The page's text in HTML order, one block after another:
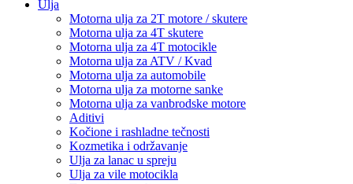
Ulja
Motorna ulja za 2T motore / skutere
Motorna ulja za 4T skutere
Motorna ulja za 4T motocikle
Motorna ulja za ATV / Kvad
Motorna ulja za automobile
Motorna ulja za motorne sanke
Motorna ulja za vanbrodske motore
Aditivi
Kočione i rashladne tečnosti
Kozmetika i održavanje
Ulja za lanac u spreju
Ulja za vile motocikla